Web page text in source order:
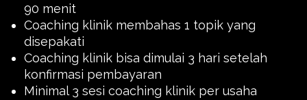
90 menit
Coaching klinik membahas 1 topik yang
disepakati
Coaching klinik bisa dimulai 3 hari setelah
konfirmasi pembayaran
Minimal 3 sesi coaching klinik per usaha